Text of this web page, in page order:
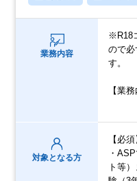
業務内容
※R18
ので必
す。
【業
対象となる方
【必須
・
ト等